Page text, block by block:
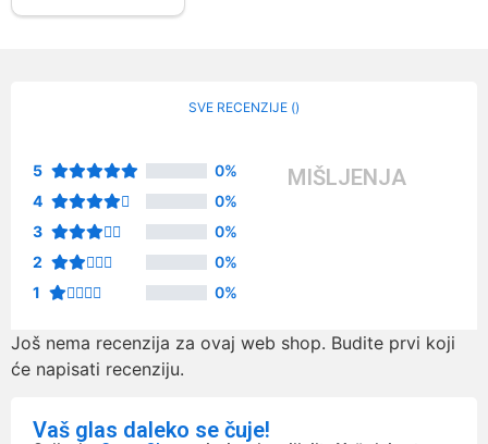
SVE RECENZIJE ()
5
0%
4
0%
3
0%
2
0%
1
0%
MIŠLJENJA
Još nema recenzija za ovaj web shop. Budite prvi koji
će napisati recenziju.
Vaš glas daleko se čuje!